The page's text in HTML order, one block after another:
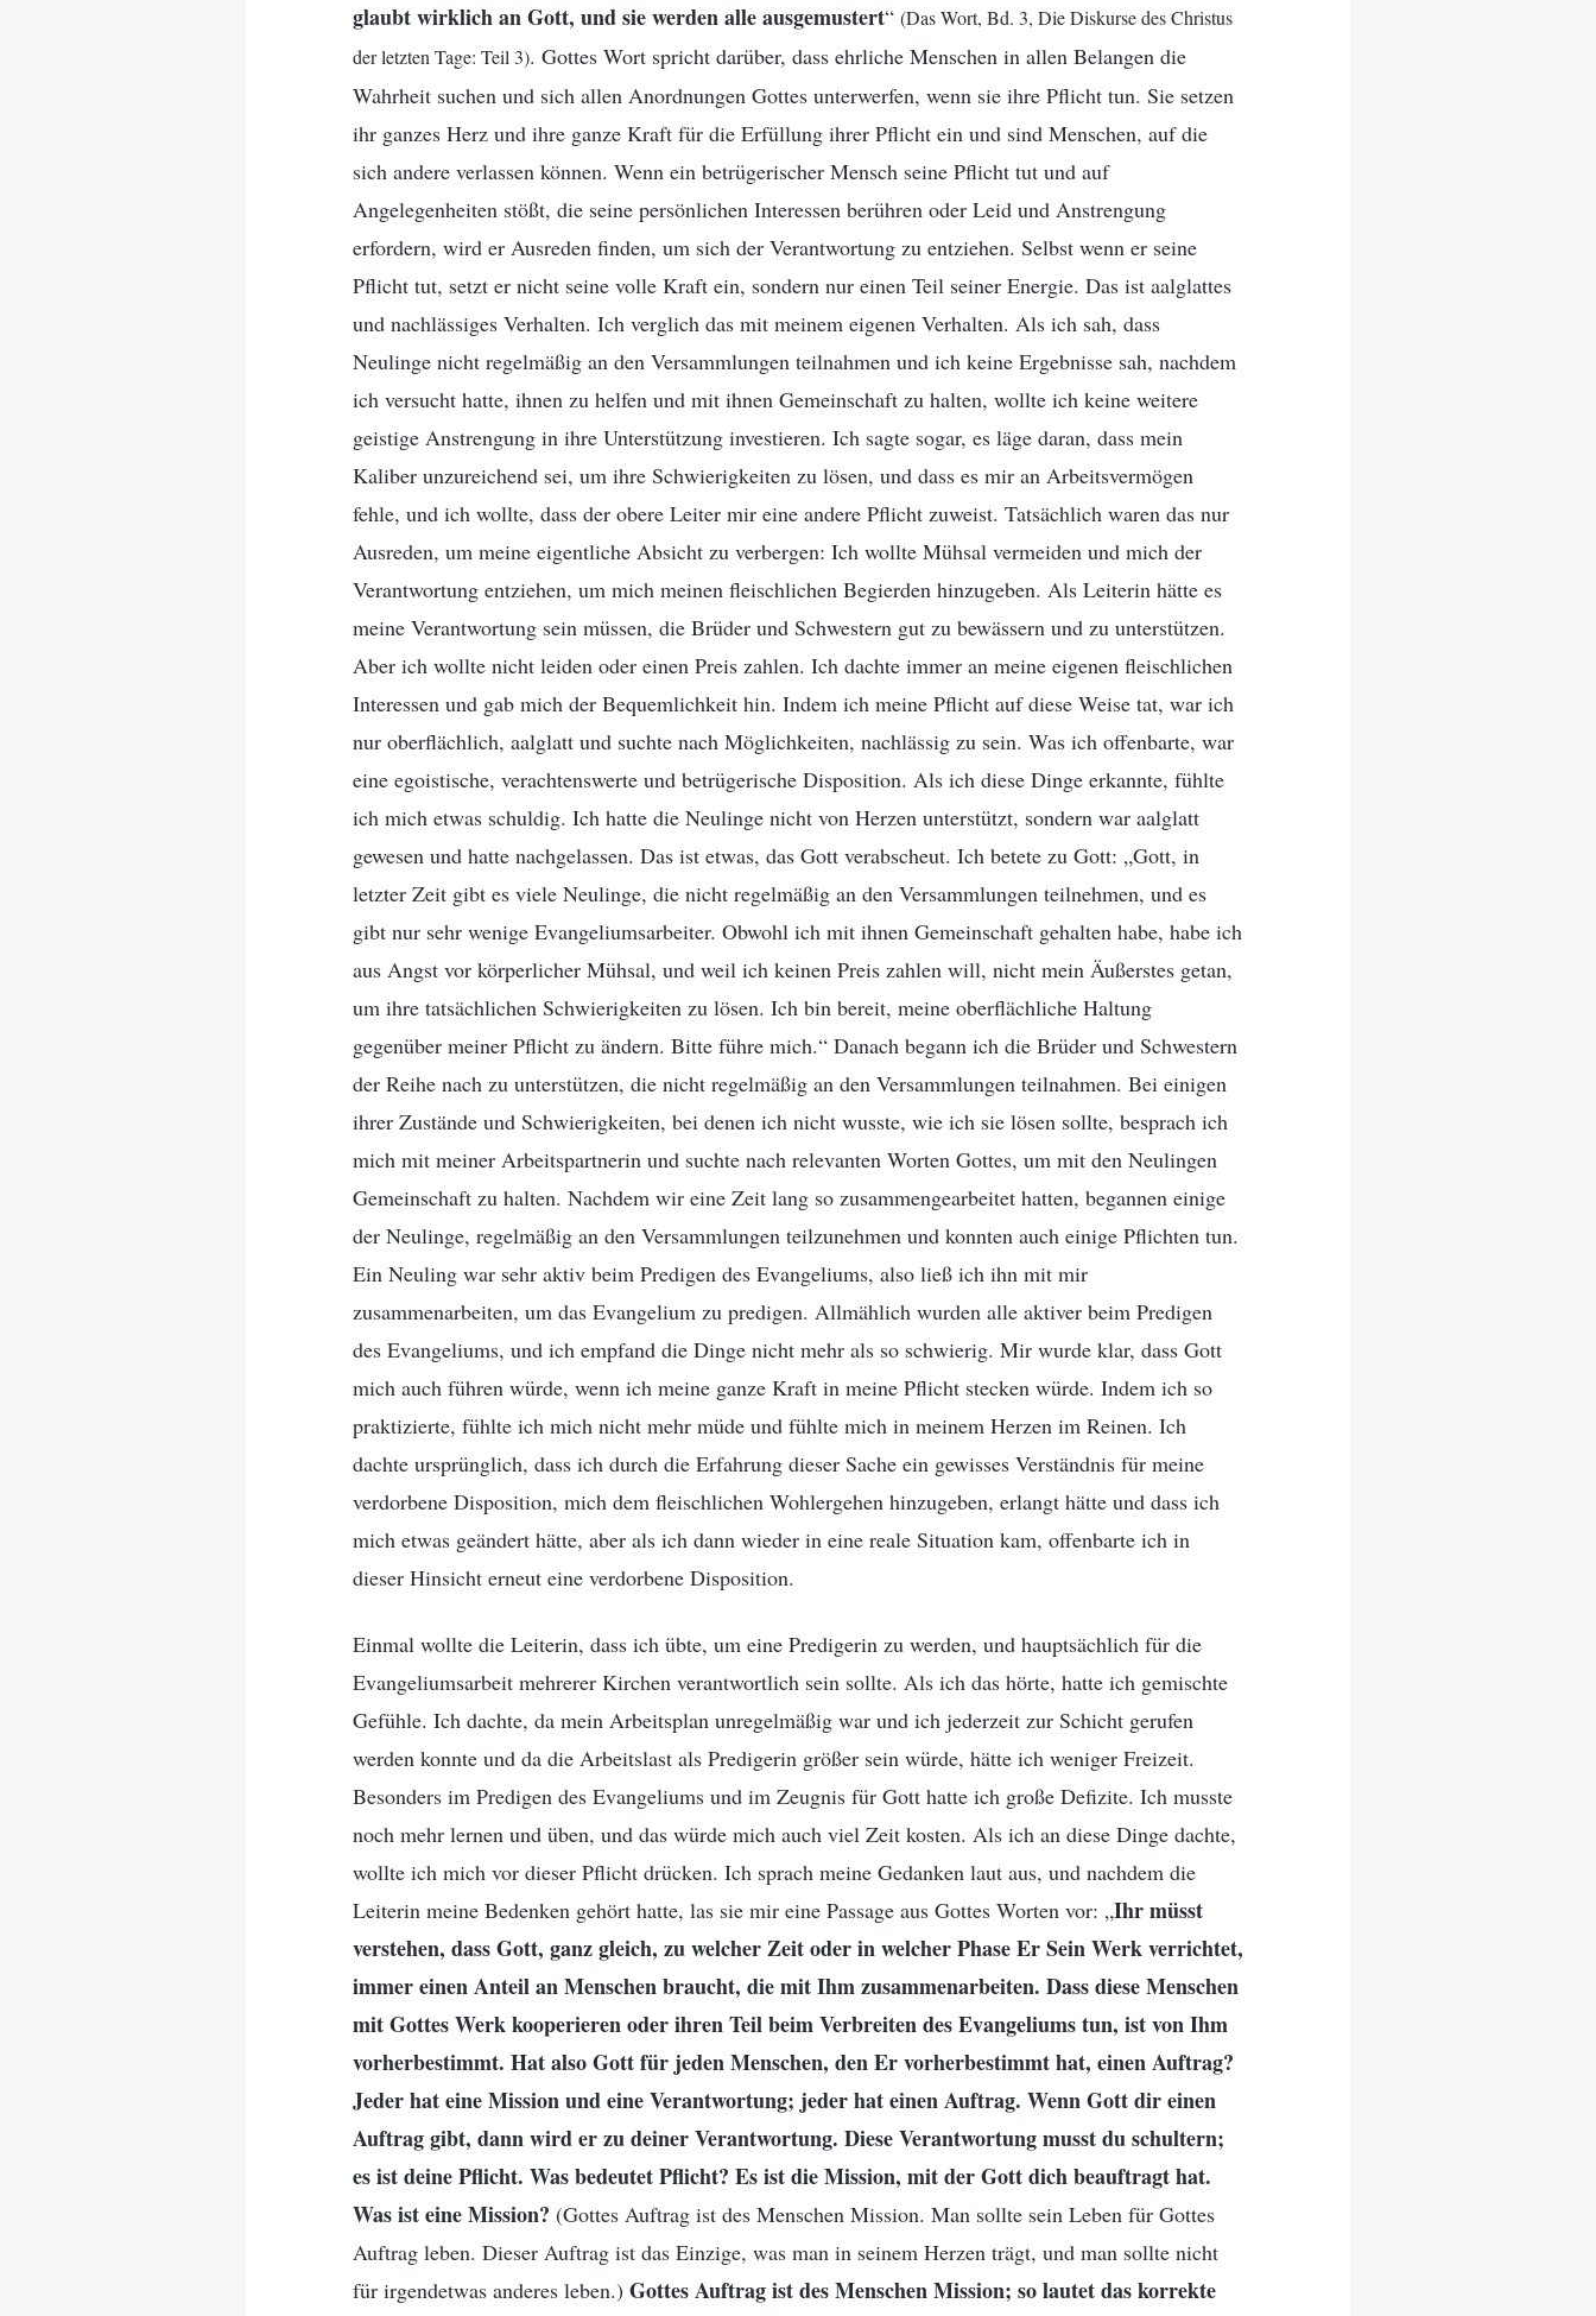
glaubt wirklich an Gott, und sie werden alle ausgemustert“ (Das Wort, Bd. 3, Die Diskurse des Christus
der letzten Tage: Teil 3). Gottes Wort spricht darüber, dass ehrliche Menschen in allen Belangen die
Wahrheit suchen und sich allen Anordnungen Gottes unterwerfen, wenn sie ihre Pflicht tun. Sie setzen
ihr ganzes Herz und ihre ganze Kraft für die Erfüllung ihrer Pflicht ein und sind Menschen, auf die
sich andere verlassen können. Wenn ein betrügerischer Mensch seine Pflicht tut und auf
Angelegenheiten stößt, die seine persönlichen Interessen berühren oder Leid und Anstrengung
erfordern, wird er Ausreden finden, um sich der Verantwortung zu entziehen. Selbst wenn er seine
Pflicht tut, setzt er nicht seine volle Kraft ein, sondern nur einen Teil seiner Energie. Das ist aalglattes
und nachlässiges Verhalten. Ich verglich das mit meinem eigenen Verhalten. Als ich sah, dass
Neulinge nicht regelmäßig an den Versammlungen teilnahmen und ich keine Ergebnisse sah, nachdem
ich versucht hatte, ihnen zu helfen und mit ihnen Gemeinschaft zu halten, wollte ich keine weitere
geistige Anstrengung in ihre Unterstützung investieren. Ich sagte sogar, es läge daran, dass mein
Kaliber unzureichend sei, um ihre Schwierigkeiten zu lösen, und dass es mir an Arbeitsvermögen
fehle, und ich wollte, dass der obere Leiter mir eine andere Pflicht zuweist. Tatsächlich waren das nur
Ausreden, um meine eigentliche Absicht zu verbergen: Ich wollte Mühsal vermeiden und mich der
Verantwortung entziehen, um mich meinen fleischlichen Begierden hinzugeben. Als Leiterin hätte es
meine Verantwortung sein müssen, die Brüder und Schwestern gut zu bewässern und zu unterstützen.
Aber ich wollte nicht leiden oder einen Preis zahlen. Ich dachte immer an meine eigenen fleischlichen
Interessen und gab mich der Bequemlichkeit hin. Indem ich meine Pflicht auf diese Weise tat, war ich
nur oberflächlich, aalglatt und suchte nach Möglichkeiten, nachlässig zu sein. Was ich offenbarte, war
eine egoistische, verachtenswerte und betrügerische Disposition. Als ich diese Dinge erkannte, fühlte
ich mich etwas schuldig. Ich hatte die Neulinge nicht von Herzen unterstützt, sondern war aalglatt
gewesen und hatte nachgelassen. Das ist etwas, das Gott verabscheut. Ich betete zu Gott: „Gott, in
letzter Zeit gibt es viele Neulinge, die nicht regelmäßig an den Versammlungen teilnehmen, und es
gibt nur sehr wenige Evangeliumsarbeiter. Obwohl ich mit ihnen Gemeinschaft gehalten habe, habe ich
aus Angst vor körperlicher Mühsal, und weil ich keinen Preis zahlen will, nicht mein Äußerstes getan,
um ihre tatsächlichen Schwierigkeiten zu lösen. Ich bin bereit, meine oberflächliche Haltung
gegenüber meiner Pflicht zu ändern. Bitte führe mich.“ Danach begann ich die Brüder und Schwestern
der Reihe nach zu unterstützen, die nicht regelmäßig an den Versammlungen teilnahmen. Bei einigen
ihrer Zustände und Schwierigkeiten, bei denen ich nicht wusste, wie ich sie lösen sollte, besprach ich
mich mit meiner Arbeitspartnerin und suchte nach relevanten Worten Gottes, um mit den Neulingen
Gemeinschaft zu halten. Nachdem wir eine Zeit lang so zusammengearbeitet hatten, begannen einige
der Neulinge, regelmäßig an den Versammlungen teilzunehmen und konnten auch einige Pflichten tun.
Ein Neuling war sehr aktiv beim Predigen des Evangeliums, also ließ ich ihn mit mir
zusammenarbeiten, um das Evangelium zu predigen. Allmählich wurden alle aktiver beim Predigen
des Evangeliums, und ich empfand die Dinge nicht mehr als so schwierig. Mir wurde klar, dass Gott
mich auch führen würde, wenn ich meine ganze Kraft in meine Pflicht stecken würde. Indem ich so
praktizierte, fühlte ich mich nicht mehr müde und fühlte mich in meinem Herzen im Reinen. Ich
dachte ursprünglich, dass ich durch die Erfahrung dieser Sache ein gewisses Verständnis für meine
verdorbene Disposition, mich dem fleischlichen Wohlergehen hinzugeben, erlangt hätte und dass ich
mich etwas geändert hätte, aber als ich dann wieder in eine reale Situation kam, offenbarte ich in
dieser Hinsicht erneut eine verdorbene Disposition.
Einmal wollte die Leiterin, dass ich übte, um eine Predigerin zu werden, und hauptsächlich für die
Evangeliumsarbeit mehrerer Kirchen verantwortlich sein sollte. Als ich das hörte, hatte ich gemischte
Gefühle. Ich dachte, da mein Arbeitsplan unregelmäßig war und ich jederzeit zur Schicht gerufen
werden konnte und da die Arbeitslast als Predigerin größer sein würde, hätte ich weniger Freizeit.
Besonders im Predigen des Evangeliums und im Zeugnis für Gott hatte ich große Defizite. Ich musste
noch mehr lernen und üben, und das würde mich auch viel Zeit kosten. Als ich an diese Dinge dachte,
wollte ich mich vor dieser Pflicht drücken. Ich sprach meine Gedanken laut aus, und nachdem die
Leiterin meine Bedenken gehört hatte, las sie mir eine Passage aus Gottes Worten vor: „Ihr müsst
verstehen, dass Gott, ganz gleich, zu welcher Zeit oder in welcher Phase Er Sein Werk verrichtet,
immer einen Anteil an Menschen braucht, die mit Ihm zusammenarbeiten. Dass diese Menschen
mit Gottes Werk kooperieren oder ihren Teil beim Verbreiten des Evangeliums tun, ist von Ihm
vorherbestimmt. Hat also Gott für jeden Menschen, den Er vorherbestimmt hat, einen Auftrag?
Jeder hat eine Mission und eine Verantwortung; jeder hat einen Auftrag. Wenn Gott dir einen
Auftrag gibt, dann wird er zu deiner Verantwortung. Diese Verantwortung musst du schultern;
es ist deine Pflicht. Was bedeutet Pflicht? Es ist die Mission, mit der Gott dich beauftragt hat.
Was ist eine Mission? (Gottes Auftrag ist des Menschen Mission. Man sollte sein Leben für Gottes
Auftrag leben. Dieser Auftrag ist das Einzige, was man in seinem Herzen trägt, und man sollte nicht
für irgendetwas anderes leben.) Gottes Auftrag ist des Menschen Mission; so lautet das korrekte